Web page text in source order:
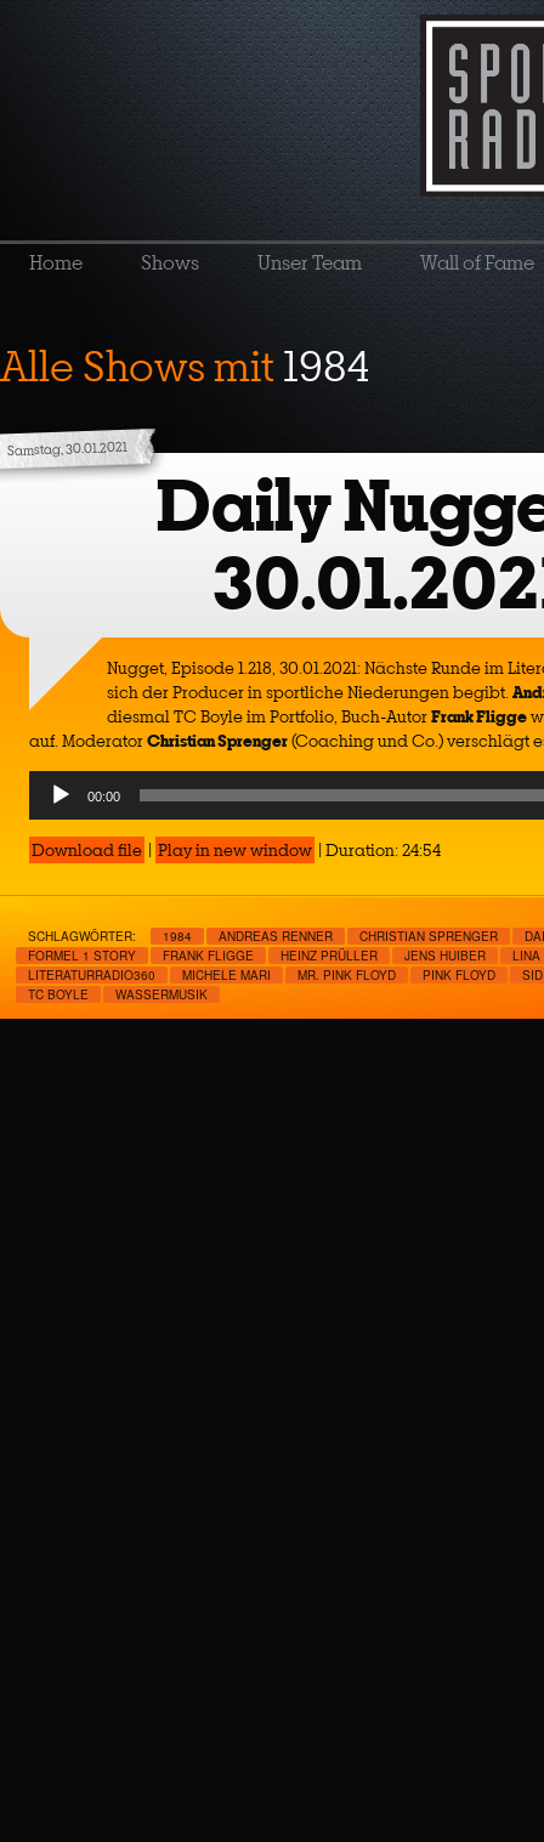
Home Shows Unser Team Wall of Fame
Alle Shows mit1984
Samstag, 30.01.2021
Daily
Nugget, Episode 1.218, 30.01.2021: Nächste Runde im
sich der Producer in sportliche Niederungen begibt.
diesmal TC Boyle im Portfolio, Buch-AutorFrank Fligge
auf. ModeratorChristian Sprenger(Coaching und Co.) verschlägt
Audio
Player
00:00
Download file | Play in new window | Duration: 24:54
SCHLAGWÖRTER: 1984 ANDREAS RENNER CHRISTIAN SPRENGER
FORMEL 1 STORY
FRANK FLIGGE HEINZ PRÜLLER JENS HUIBER
LINA
LITERATURRADIO360
MICHELE MARI MR. PINK FLOYD PINK FLOYD
TC BOYLE
WASSERMUSIK